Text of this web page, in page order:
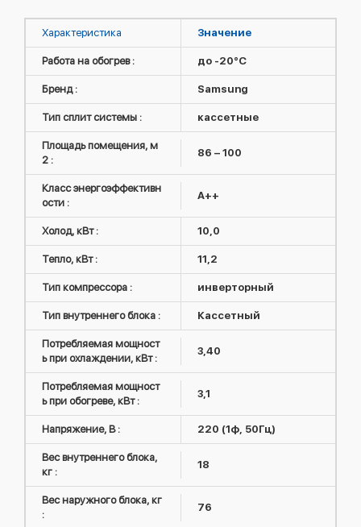
Характеристика Значение
Работа на обогрев : до -20°C
Бренд : Samsung
Тип сплит системы : кассетные
Площадь помещения, м
2 :
86 – 100
Класс энергоэффективн
ости :
A++
Холод, кВт : 10,0
Тепло, кВт : 11,2
Тип компрессора : инверторный
Тип внутреннего блока : Кассетный
Потребляемая мощност
ь при охлаждении, кВт :
3,40
Потребляемая мощност
ь при обогреве, кВт :
3,1
Напряжение, В : 220 (1ф, 50Гц)
Вес внутреннего блока,
кг :
18
Вес наружного блока, кг
:
76